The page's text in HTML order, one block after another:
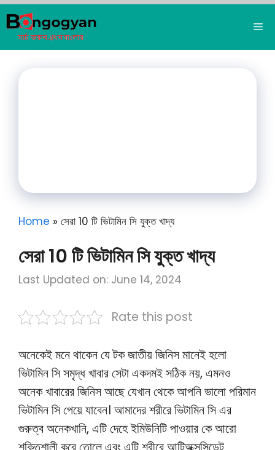
Skip
to
content
Home » সেরা 10 টি ভিটামিন সি যুক্ত খাদ্য
সেরা 10 টি ভিটামিন সি যুক্ত খাদ্য
Last Updated on: June 14, 2024
Rate this post
অনেকেই মনে থাকেন যে টক জাতীয় জিনিস মানেই হলো
ভিটামিন সি সমৃদ্ধ খাবার সেটা একদমই সঠিক নয়, এমনও
অনেক খাবারের জিনিস আছে যেখান থেকে আপনি ভালো পরিমান
ভিটামিন সি পেয়ে যাবেন। আমাদের শরীরে ভিটামিন সি এর
গুরুত্ব অনেকখানি, এটি দেহে ইমিউনিটি পাওয়ার কে আরো